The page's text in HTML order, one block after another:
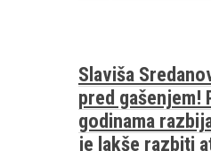
Slaviša
pred gašenjem!
godinama
je lakše razbiti